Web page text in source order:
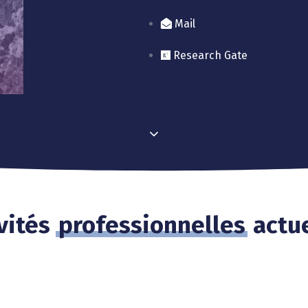
Mail
Research Gate
professionnelles